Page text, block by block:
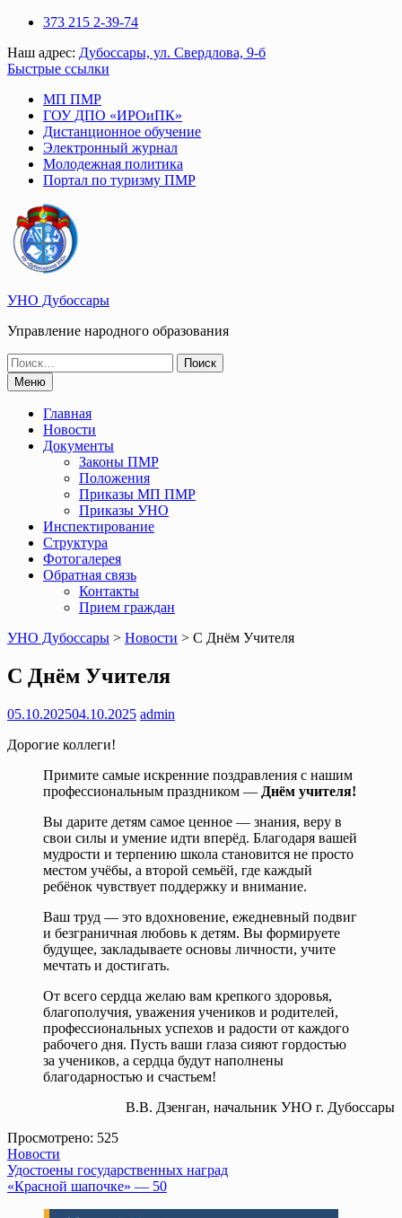
Перейти
содержимому
373 215 2-39-74
Наш адрес: Дубоссары, ул. Свердлова, 9-б
Быстрые ссылки
МП ПМР
ГОУ ДПО «ИРОиПК»
Дистанционное обучение
Электронный журнал
Молодежная политика
Портал по туризму ПМР
УНО Дубоссары
Управление народного образования
Поиск
по:Меню
Главная
Новости
Документы
Законы ПМР
Положения
Приказы МП ПМР
Приказы УНО
Инспектирование
Структура
Фотогалерея
Обратная связь
Контакты
Прием граждан
УНО Дубоссары > Новости > С Днём Учителя
С Днём Учителя
05.10.202504.10.2025 admin
Дорогие коллеги!
Примите самые искренние поздравления с нашим
профессиональным праздником — Днём учителя!
Вы дарите детям самое ценное — знания, веру в
свои силы и умение идти вперёд. Благодаря вашей
мудрости и терпению школа становится не просто
местом учёбы, а второй семьёй, где каждый
ребёнок чувствует поддержку и внимание.
Ваш труд — это вдохновение, ежедневный подвиг
и безграничная любовь к детям. Вы формируете
будущее, закладываете основы личности, учите
мечтать и достигать.
От всего сердца желаю вам крепкого здоровья,
благополучия, уважения учеников и родителей,
профессиональных успехов и радости от каждого
рабочего дня. Пусть ваши глаза сияют гордостью
за учеников, а сердца будут наполнены
благодарностью и счастьем!
В.В. Дзенган, начальник УНО г. Дубоссары
Просмотрено: 525
Новости
Навигация
по
Удостоены государственных наград
«Красной шапочке» — 50